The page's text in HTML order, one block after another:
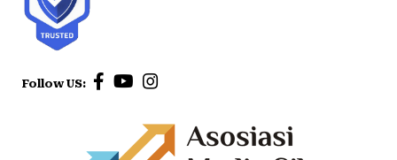
Follow US: